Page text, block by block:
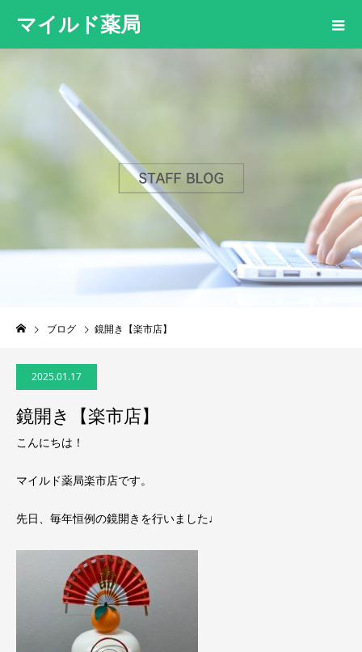
マイルド薬局
ブログ 鏡開き【楽市店】
2025.01.17
鏡開き【楽市店】
こんにちは！
マイルド薬局楽市店です。
先日、毎年恒例の鏡開きを行いました♩